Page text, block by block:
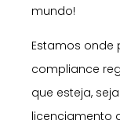
mundo!
Estamos onde
compliance
que esteja,
licenciamento